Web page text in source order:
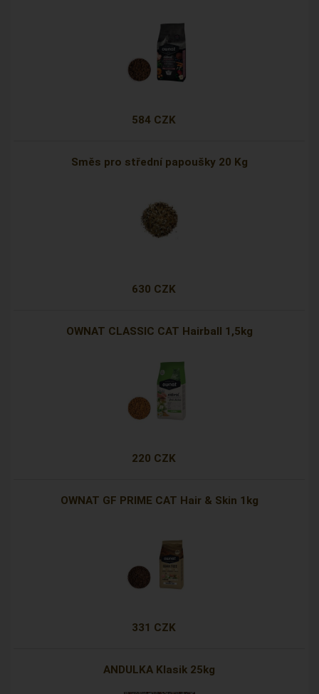
584 CZK
Směs pro střední papoušky 20 Kg
630 CZK
OWNAT CLASSIC CAT Hairball 1,5kg
220 CZK
OWNAT GF PRIME CAT Hair & Skin 1kg
331 CZK
ANDULKA Klasik 25kg